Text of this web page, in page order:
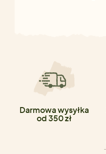
Darmowa wysyłka
od 350 zł